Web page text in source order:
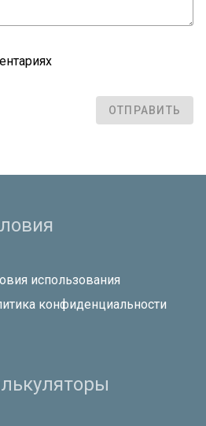
ОТПРАВИТЬ
использования
конфиденциальности